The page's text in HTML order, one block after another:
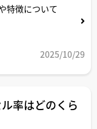
特徴について
2025/10/29
率はどのくら